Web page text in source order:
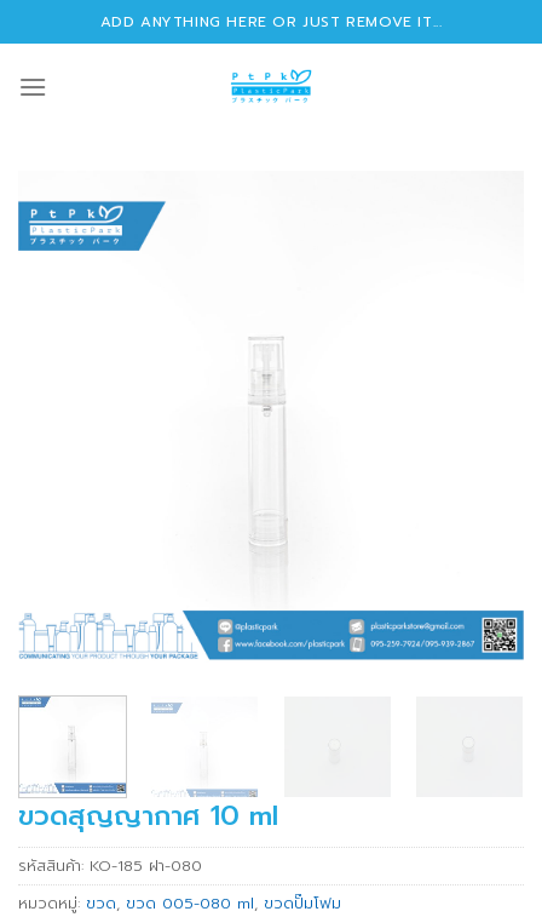
to
content
ADD ANYTHING HERE OR JUST REMOVE IT...
ขวดสุญญากาศ 10 ml
รหัสสินค้า: KO-185 ฝา-080
หมวดหมู่: ขวด, ขวด 005-080 ml, ขวดปั๊มโฟม